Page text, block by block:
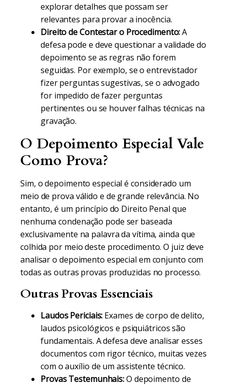
explorar detalhes que possam ser
relevantes para provar a inocência.
Direito de Contestar o Procedimento:A
defesa pode e deve questionar a validade do
depoimento se as regras não forem
seguidas. Por exemplo, se o entrevistador
fizer perguntas sugestivas, se o advogado
for impedido de fazer perguntas
pertinentes ou se houver falhas técnicas na
gravação.
O Depoimento Especial Vale
Como Prova?
Sim, o depoimento especial é considerado um
meio de prova válido e de grande relevância. No
entanto, é um princípio do Direito Penal que
nenhuma condenação pode ser baseada
exclusivamente na palavra da vítima, ainda que
colhida por meio deste procedimento. O juiz deve
analisar o depoimento especial em conjunto com
todas as outras provas produzidas no processo.
Outras Provas Essenciais
Laudos Periciais: Exames de corpo de delito,
laudos psicológicos e psiquiátricos são
fundamentais. A defesa deve analisar esses
documentos com rigor técnico, muitas vezes
com o auxílio de um assistente técnico.
Provas Testemunhais:O depoimento de